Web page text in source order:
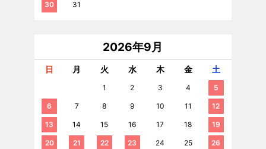
30 31
2026年9月
日 月 火 水 木 金 土
1 2 3 4 5
6 7 8 9 10 11 12
13 14 15 16 17 18 19
20 21 22 23 24 25 26